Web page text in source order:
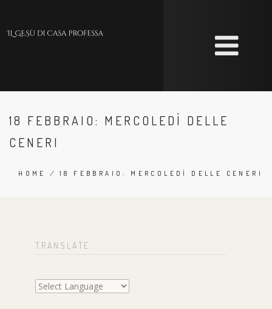
main
18 FEBBRAIO: MERCOLEDÌ DELLE
CENERI
HOME / 18 FEBBRAIO: MERCOLEDÌ DELLE CENERI
TRANSLATE: